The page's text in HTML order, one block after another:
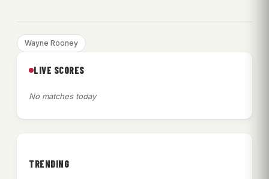
Wayne Rooney
LIVE SCORES
No matches today
TRENDING